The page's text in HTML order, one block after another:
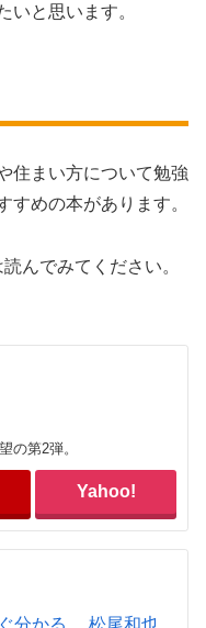
いと思います。
住まい方について勉強
すめの本があります。
んでみてください。
の第2弾。
Yahoo!
分かる 松尾和也